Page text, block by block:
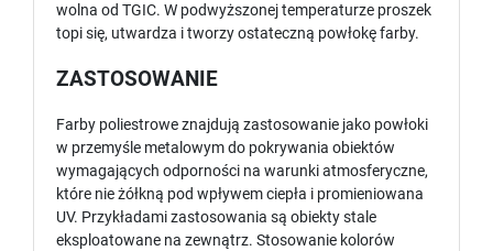
wolna od TGIC. W podwyższonej temperaturze proszek
topi się, utwardza i tworzy ostateczną powłokę farby.
ZASTOSOWANIE
Farby poliestrowe znajdują zastosowanie jako powłoki
w przemyśle metalowym do pokrywania obiektów
wymagających odporności na warunki atmosferyczne,
które nie żółkną pod wpływem ciepła i promieniowana
UV. Przykładami zastosowania są obiekty stale
eksploatowane na zewnątrz. Stosowanie kolorów